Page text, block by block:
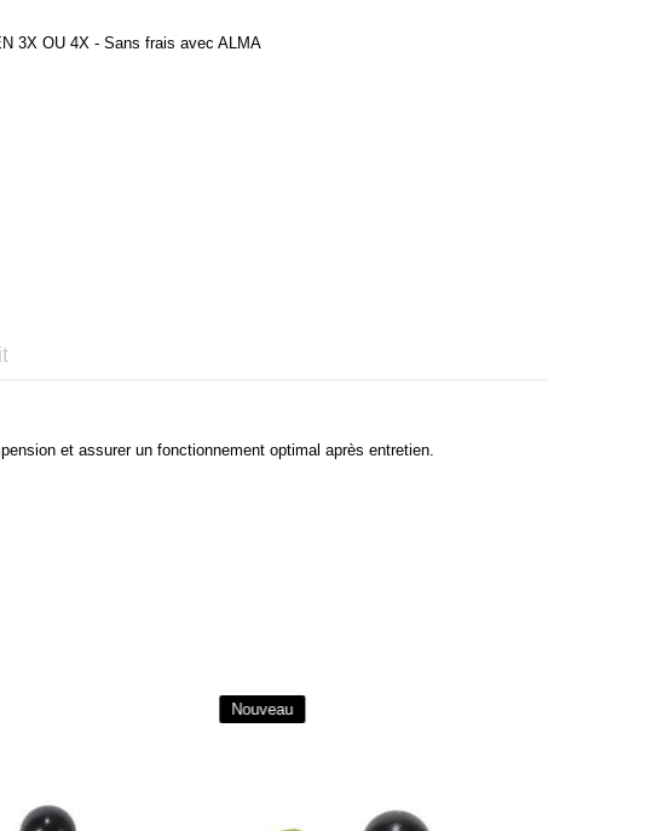
3X OU 4X - Sans frais avec ALMA
et assurer un fonctionnement optimal après entretien.
Nouveau